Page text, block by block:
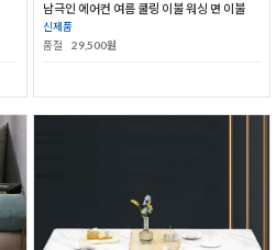
남극인 에어컨 여름 쿨링 이불 워싱 면 이불
신제품
품절
29,500원